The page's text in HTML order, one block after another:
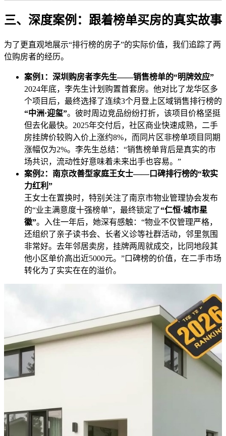
三、深度案例：跟着榜单买房的真实故事
为了更直观地展示“排行榜的房子”的实际价值，我们追踪了两
位购房者的经历。
案例1：深圳购房者李先生——销售榜单的“明牌效应”
2024年底，李先生计划购置首套房。他对比了龙华区多
个项目后，最终选择了连续3个月登上区域销售排行榜的
“中洲·迎玺”。彼时周边竞品纷纷打折，该项目价格坚挺
但去化最快。2025年交付后，社区商业快速成熟，二手
房挂牌价较购入价上涨约8%，而同片区非榜单项目同期
涨幅仅为2%。李先生总结：“销售榜单背后是真实的市
场共识，流动性好意味着未来出手也容易。”
案例2：南京改善型家庭王女士——口碑排行榜的“软实
力红利”
王女士在置换时，特别关注了南京市物业管理协会发布
的“业主满意度十强榜单”，最终锁定了“仁恒·城市星
徽”。入住一年后，她深有感触：“物业不仅管理严格，
还组织了亲子读书会、长者义诊等社群活动，邻里氛围
非常好。去年邻居卖房，挂牌两周就成交，比同地段其
他小区单价高出近5000元。”口碑榜的价值，在二手市场
转化为了实实在在的溢价。